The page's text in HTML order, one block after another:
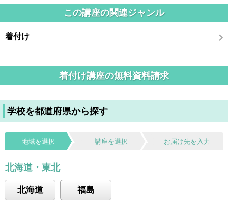
この講座の関連ジャンル
着付け
着付け講座の無料資料請求
学校を都道府県から探す
地域を選択 講座を選択 お届け先を入力
北海道・東北
北海道 福島